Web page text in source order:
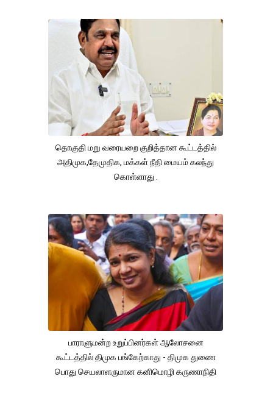
தொகுதி மறு வரையறை குறித்தான கூட்டத்தில்
அதிமுக,தேமுதிக, மக்கள் நீதி மையம் கலந்து
கொள்ளாது .
பாராளுமன்ற உறுப்பினர்கள் ஆலோசனை
கூட்டத்தில் திமுக பங்கேற்காது - திமுக துணை
பொது செயலாளருமான கனிமொழி கருணாநிதி